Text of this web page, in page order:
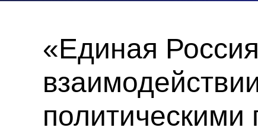
«Единая
политическими